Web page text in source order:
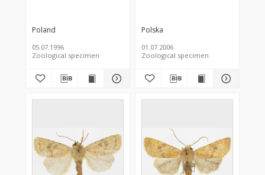
Poland
05.07.1996
Zoological specimen
Polska
01.07.2006
Zoological specimen